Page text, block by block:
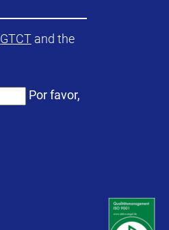
GTCT and the
Por favor,